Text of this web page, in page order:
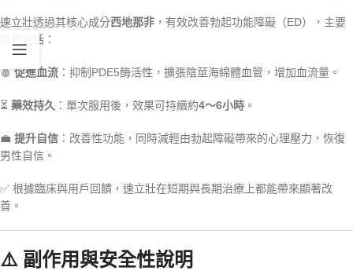
速立壯透過其核心成分西地那非 ，有效改善勃起功能障礙（ED），主要
機轉包括：
🩸 促進血流 ：抑制PDE5酶活性，擴張陰莖海綿體血管，增加血流量。
⏳ 藥效持久 ：單次服用後，效果可持續約4～6小時 。
💼 提升自信 ：改善性功能，同時減輕由勃起障礙帶來的心理壓力，恢復
男性自信。
✅ 根據臨床與用戶回饋，速立壯在短期與長期治療上都能帶來顯著改
善。
⚠️ 副作用與安全性說明